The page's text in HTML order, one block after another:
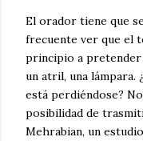
El orador tiene que
frecuente ver que el
principio a pretender
un atril, una lámpara.
está perdiéndose?
posibilidad de
Mehrabian, un